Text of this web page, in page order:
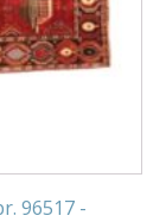
96517 -